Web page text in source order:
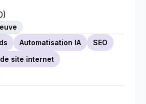
)
Automatisation IA
SEO
site internet